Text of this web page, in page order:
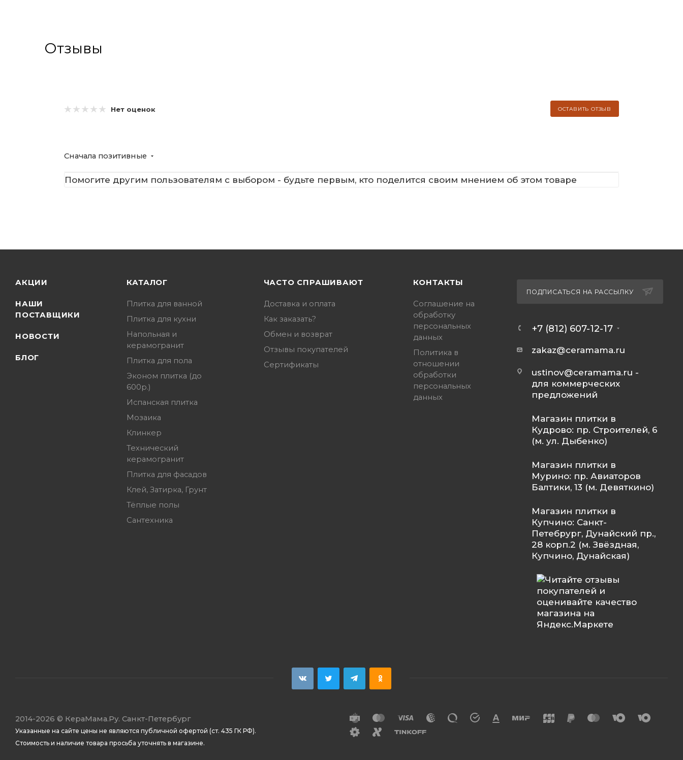
Отзывы
Нет оценок ОСТАВИТЬ ОТЗЫВ
Сначала позитивные
Помогите другим пользователям с выбором - будьте первым, кто поделится своим мнением об этом товаре
АКЦИИ
НАШИ
ПОСТАВЩИКИ
НОВОСТИ
БЛОГ
КАТАЛОГ
Плитка для ванной
Плитка для кухни
Напольная и
керамогранит
Плитка для пола
Эконом плитка (до
600р.)
Испанская плитка
Мозаика
Клинкер
Технический
керамогранит
Плитка для фасадов
Клей, Затирка, Грунт
Тёплые полы
Сантехника
ЧАСТО СПРАШИВАЮТ
Доставка и оплата
Как заказать?
Обмен и возврат
Отзывы покупателей
Сертификаты
КОНТАКТЫ
Соглашение на
обработку
персональных
данных
Политика в
отношении
обработки
персональных
данных
ПОДПИСАТЬСЯ НА РАССЫЛКУ
+7 (812) 607-12-17
zakaz@ceramama.ru
ustinov@ceramama.ru -
для коммерческих
предложений
Магазин плитки в
Кудрово: пр. Строителей, 6
(м. ул. Дыбенко)
Магазин плитки в
Мурино: пр. Авиаторов
Балтики, 13 (м. Девяткино)
Магазин плитки в
Купчино: Санкт-
Петебрург, Дунайский пр.,
28 корп.2 (м. Звёздная,
Купчино, Дунайская)
2014-2026 © КераМама.Ру. Санкт-Петербург
Указанные на сайте цены не являются публичной офертой (ст. 435 ГК РФ).
Стоимость и наличие товара просьба уточнять в магазине.